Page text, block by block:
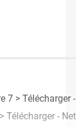
7 > Télécharger
> Télécharger -